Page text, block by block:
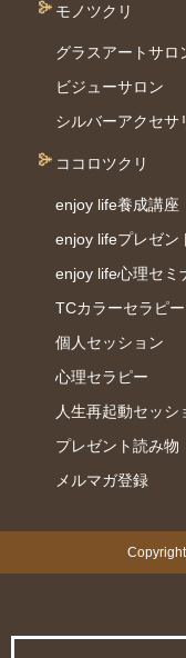
モノツクリ
グラスアートサロ
ビジューサロン
シルバーアクセサ
ココロツクリ
enjoy life養成講座
enjoy lifeプレゼン
enjoy life心理セミ
TCカラーセラピー
個⼈セッション
⼼理セラピー
人生再起動セッシ
プレゼント読み物
メルマガ登録